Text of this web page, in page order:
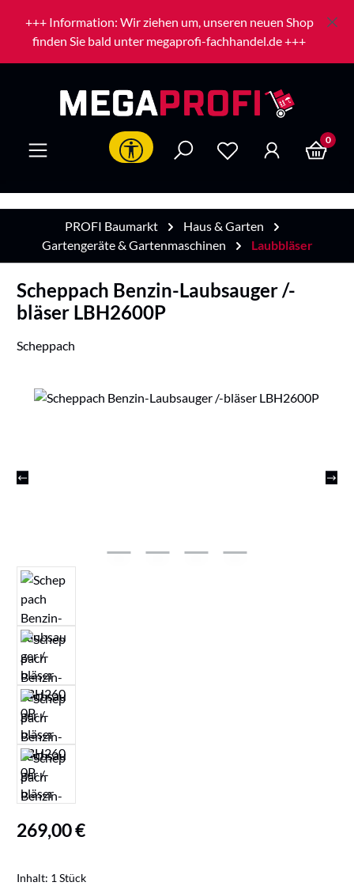
Zum Hauptinhalt springen
+++ Information: Wir ziehen um, unseren neuen Shop
finden Sie bald unter megaprofi-fachhandel.de +++
Werkzeugleiste anzeigen 0
PROFI Baumarkt
Haus & Garten
Gartengeräte & Gartenmaschinen
Laubbläser
Scheppach Benzin-Laubsauger /-
bläser LBH2600P
Scheppach
Bildergalerie überspringen
Regulärer Preis:
269,00 €
Inhalt: 1 Stück